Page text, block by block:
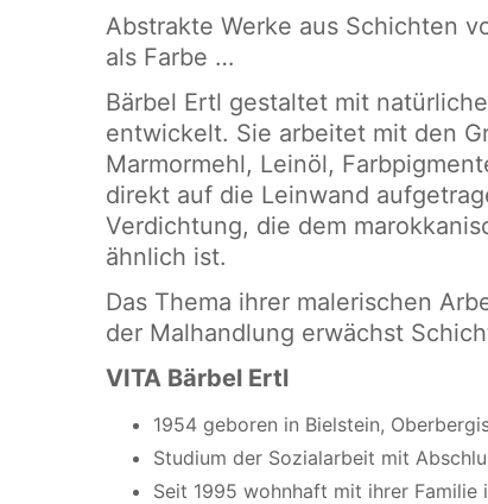
Abstrakte Werke aus Schichten
als Farbe …
Bärbel Ertl gestaltet mit
entwickelt. Sie arbeitet mit den
Marmormehl, Leinöl,
direkt auf die Leinwand
Verdichtung, die dem
ähnlich ist.
Das Thema ihrer malerischen
der Malhandlung erwächst
VITA Bärbel Ertl
1954 geboren in Bielstein,
Studium der Sozialarbeit mit
Seit 1995 wohnhaft mit ihrer Familie